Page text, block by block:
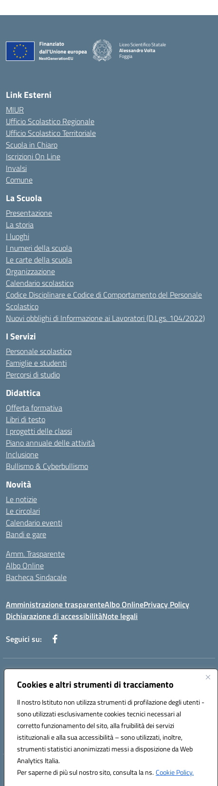
Cookies e altri strumenti di tracciamento
Il nostro Istituto non utilizza strumenti di profilazione degli utenti -
sono utilizzati esclusivamente cookies tecnici necessari al
corretto funzionamento del sito, alla fruibilità dei servizi
istituzionali e alla sua accessibilità – sono utilizzati, inoltre,
strumenti statistici anonimizzati messi a disposizione da Web
Analytics Italia.
Per saperne di più sul nostro sito, consulta la ns.Cookie Policy.
Liceo Scientifico Statale
Alessandro Volta
Foggia
— Visita la pagina iniziale della scuola
Link Esterni
MIUR
Ufficio Scolastico Regionale
Ufficio Scolastico Territoriale
Scuola in Chiaro
Iscrizioni On Line
Invalsi
Comune
La Scuola
Presentazione
La storia
I luoghi
I numeri della scuola
Le carte della scuola
Organizzazione
Calendario scolastico
Codice Disciplinare e Codice di Comportamento del Personale
Scolastico
Nuovi obblighi di Informazione ai Lavoratori (D.Lgs. 104/2022)
I Servizi
Personale scolastico
Famiglie e studenti
Percorsi di studio
Didattica
Offerta formativa
Libri di testo
I progetti delle classi
Piano annuale delle attività
Inclusione
Bullismo & Cyberbullismo
Novità
Le notizie
Le circolari
Calendario eventi
Bandi e gare
Amm. Trasparente
Albo Online
Bacheca Sindacale
Amministrazione trasparenteAlbo OnlinePrivacy Policy
Dichiarazione di accessibilitàNote legali
Seguici su:
Indirizzo:
Centralino:0881234514 - 0881752614 - 0881719420
Posta elettronica certificata (PEC):fgps010008@pec.istruzione.it
Codice fiscale: 80003140714
Codice meccanografico: FGPS010008
Hosting & Powered by 3D Solution S.r.l.
Concept & Design by Designers Italia